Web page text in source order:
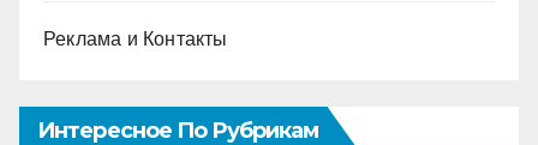
Реклама и Контакты
Интересное По Рубрикам